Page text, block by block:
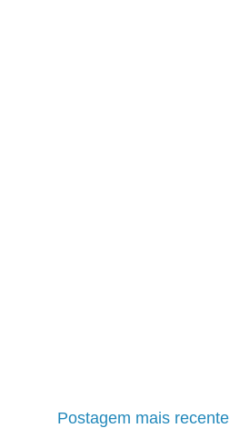
Postagem mais recente